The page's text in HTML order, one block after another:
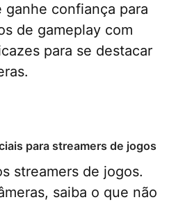
ganhe confiança para
de gameplay com
para se destacar
para streamers de jogos
streamers de jogos.
saiba o que não